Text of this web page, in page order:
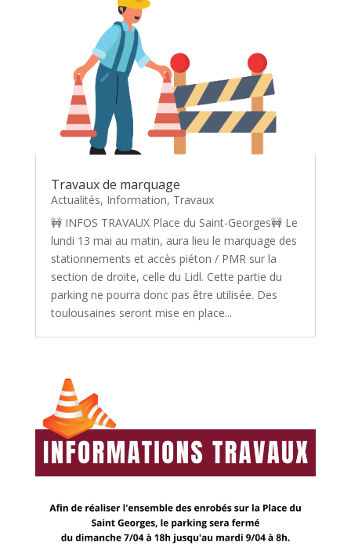
Travaux de marquage
Actualités, Information, Travaux
🚧 INFOS TRAVAUX Place du Saint-Georges🚧 Le
lundi 13 mai au matin, aura lieu le marquage des
stationnements et accès piéton / PMR sur la
section de droite, celle du Lidl. Cette partie du
parking ne pourra donc pas être utilisée. Des
toulousaines seront mise en place...